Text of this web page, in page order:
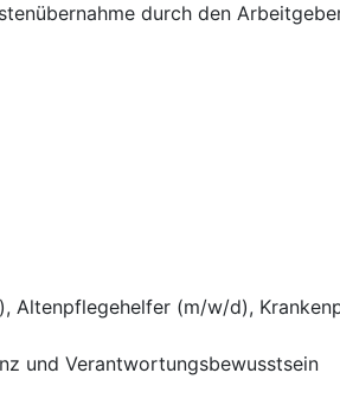
durch den
Altenpflegehelfer (m/w/d),
und Verantwortungsbewusstsein